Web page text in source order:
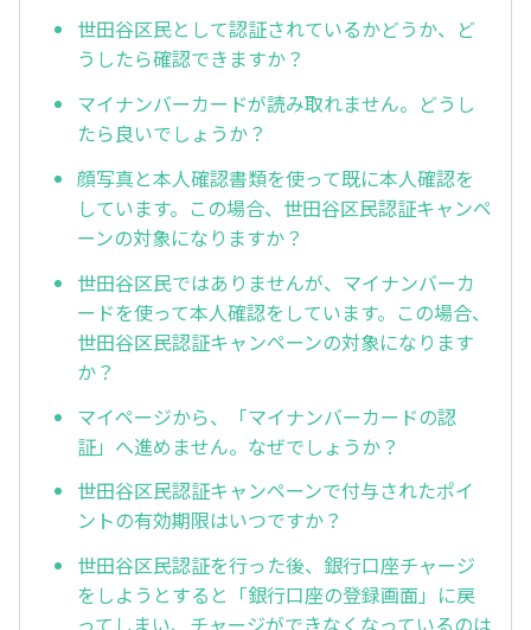
世田谷区民として認証されているかどうか、ど
うしたら確認できますか？
マイナンバーカードが読み取れません。どうし
たら良いでしょうか？
顔写真と本人確認書類を使って既に本人確認を
しています。この場合、世田谷区民認証キャンペ
ーンの対象になりますか？
世田谷区民ではありませんが、マイナンバーカ
ードを使って本人確認をしています。この場合、
世田谷区民認証キャンペーンの対象になります
か？
マイページから、「マイナンバーカードの認
証」へ進めません。なぜでしょうか？
世田谷区民認証キャンペーンで付与されたポイ
ントの有効期限はいつですか？
世田谷区民認証を行った後、銀行口座チャージ
をしようとすると「銀行口座の登録画面」に戻
ってしまい、チャージができなくなっているのは